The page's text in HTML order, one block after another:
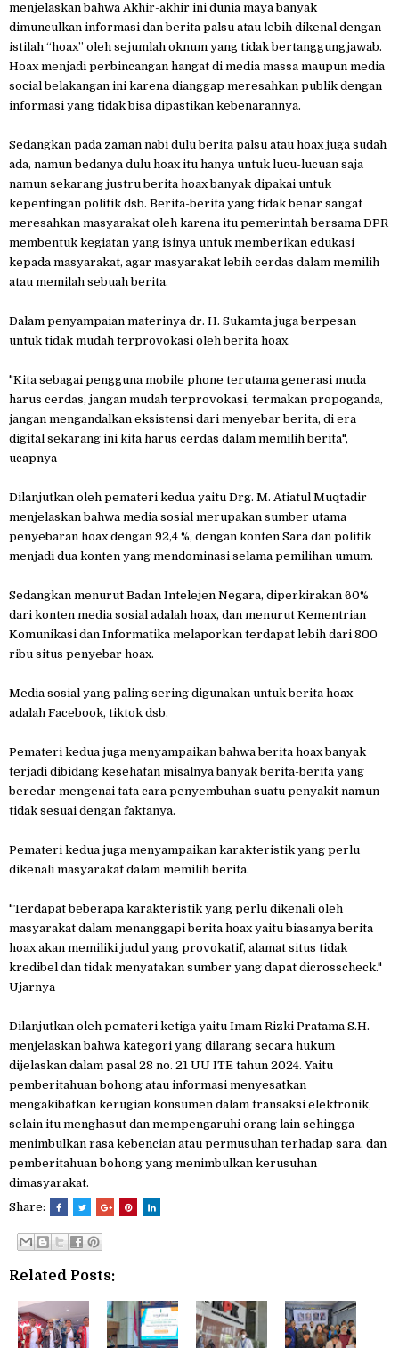
menjelaskan bahwa Akhir-akhir ini dunia maya banyak
dimunculkan informasi dan berita palsu atau lebih dikenal dengan
istilah “hoax” oleh sejumlah oknum yang tidak bertanggungjawab.
Hoax menjadi perbincangan hangat di media massa maupun media
social belakangan ini karena dianggap meresahkan publik dengan
informasi yang tidak bisa dipastikan kebenarannya.
Sedangkan pada zaman nabi dulu berita palsu atau hoax juga sudah
ada, namun bedanya dulu hoax itu hanya untuk lucu-lucuan saja
namun sekarang justru berita hoax banyak dipakai untuk
kepentingan politik dsb. Berita-berita yang tidak benar sangat
meresahkan masyarakat oleh karena itu pemerintah bersama DPR
membentuk kegiatan yang isinya untuk memberikan edukasi
kepada masyarakat, agar masyarakat lebih cerdas dalam memilih
atau memilah sebuah berita.
Dalam penyampaian materinya dr. H. Sukamta juga berpesan
untuk tidak mudah terprovokasi oleh berita hoax.
"Kita sebagai pengguna mobile phone terutama generasi muda
harus cerdas, jangan mudah terprovokasi, termakan propoganda,
jangan mengandalkan eksistensi dari menyebar berita, di era
digital sekarang ini kita harus cerdas dalam memilih berita",
ucapnya
Dilanjutkan oleh pemateri kedua yaitu Drg. M. Atiatul Muqtadir
menjelaskan bahwa media sosial merupakan sumber utama
penyebaran hoax dengan 92,4 %, dengan konten Sara dan politik
menjadi dua konten yang mendominasi selama pemilihan umum.
Sedangkan menurut Badan Intelejen Negara, diperkirakan 60%
dari konten media sosial adalah hoax, dan menurut Kementrian
Komunikasi dan Informatika melaporkan terdapat lebih dari 800
ribu situs penyebar hoax.
Media sosial yang paling sering digunakan untuk berita hoax
adalah Facebook, tiktok dsb.
Pemateri kedua juga menyampaikan bahwa berita hoax banyak
terjadi dibidang kesehatan misalnya banyak berita-berita yang
beredar mengenai tata cara penyembuhan suatu penyakit namun
tidak sesuai dengan faktanya.
Pemateri kedua juga menyampaikan karakteristik yang perlu
dikenali masyarakat dalam memilih berita.
"Terdapat beberapa karakteristik yang perlu dikenali oleh
masyarakat dalam menanggapi berita hoax yaitu biasanya berita
hoax akan memiliki judul yang provokatif, alamat situs tidak
kredibel dan tidak menyatakan sumber yang dapat dicrosscheck."
Ujarnya
Dilanjutkan oleh pemateri ketiga yaitu Imam Rizki Pratama S.H.
menjelaskan bahwa kategori yang dilarang secara hukum
dijelaskan dalam pasal 28 no. 21 UU ITE tahun 2024. Yaitu
pemberitahuan bohong atau informasi menyesatkan
mengakibatkan kerugian konsumen dalam transaksi elektronik,
selain itu menghasut dan mempengaruhi orang lain sehingga
menimbulkan rasa kebencian atau permusuhan terhadap sara, dan
pemberitahuan bohong yang menimbulkan kerusuhan
dimasyarakat.
Share:
Related Posts: